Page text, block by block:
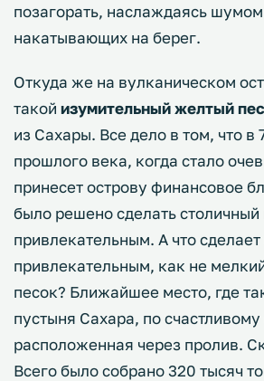
позагорать, наслаждаясь
накатывающих на берег.
Откуда же на вулканическом
такой изумительный желтый
из Сахары. Все дело в том, что в
прошлого века, когда стало
принесет острову финансовое
было решено сделать
привлекательным. А что сделает
привлекательным, как не
песок? Ближайшее место, где
пустыня Сахара, по
расположенная через пролив.
Всего было собрано 320 тысяч